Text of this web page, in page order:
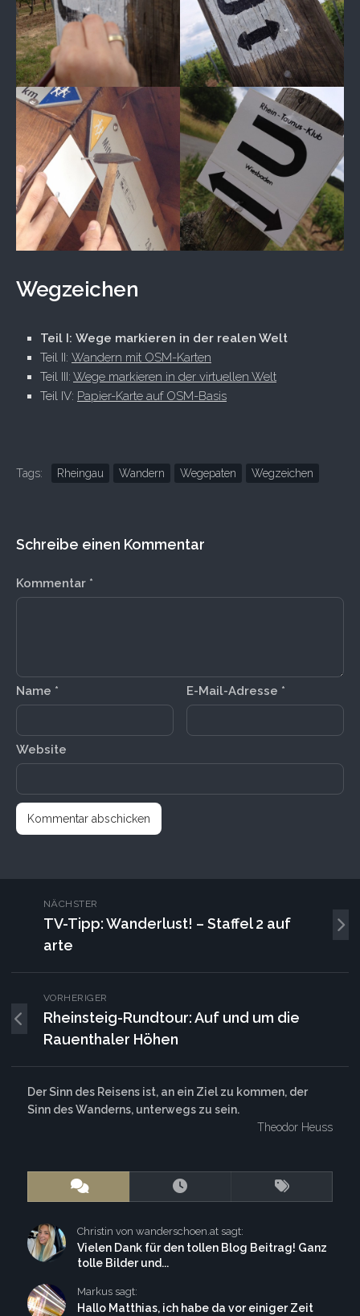
Wegzeichen
Teil I: Wege markieren in der realen Welt
Teil II: Wandern mit OSM-Karten
Teil III: Wege markieren in der virtuellen Welt
Teil IV: Papier-Karte auf OSM-Basis
Tags: Rheingau Wandern Wegepaten Wegzeichen
Schreibe einen Kommentar
Kommentar *
Name * E-Mail-Adresse *
Website
NÄCHSTER
TV-Tipp: Wanderlust! – Staffel 2 auf
arte
VORHERIGER
Rheinsteig-Rundtour: Auf und um die
Rauenthaler Höhen
Der Sinn des Reisens ist, an ein Ziel zu kommen, der
Sinn des Wanderns, unterwegs zu sein.
Theodor Heuss
Christin von wanderschoen.at sagt:
Vielen Dank für den tollen Blog Beitrag! Ganz
tolle Bilder und...
Markus sagt:
Hallo Matthias, ich habe da vor einiger Zeit